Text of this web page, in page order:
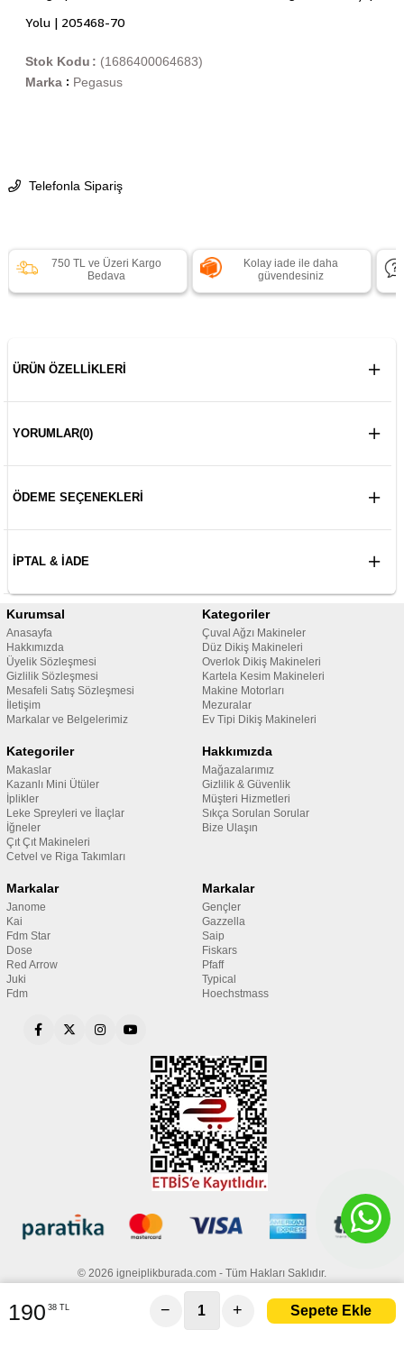
Yolu | 205468-70
(1686400064683)
Stok Kodu
Marka : Pegasus
Telefonla Sipariş
750 TL ve Üzeri Kargo
Bedava
Kolay iade ile daha
güvendesiniz
ÜRÜN ÖZELLIKLERI
YORUMLAR(0)
ÖDEME SEÇENEKLERI
İPTAL & İADE
Kurumsal
Anasayfa
Hakkımızda
Üyelik Sözleşmesi
Gizlilik Sözleşmesi
Mesafeli Satış Sözleşmesi
İletişim
Markalar ve Belgelerimiz
Kategoriler
Çuval Ağzı Makineler
Düz Dikiş Makineleri
Overlok Dikiş Makineleri
Kartela Kesim Makineleri
Makine Motorları
Mezuralar
Ev Tipi Dikiş Makineleri
Kategoriler
Makaslar
Kazanlı Mini Ütüler
İplikler
Leke Spreyleri ve İlaçlar
İğneler
Çıt Çıt Makineleri
Cetvel ve Riga Takımları
Hakkımızda
Mağazalarımız
Gizlilik & Güvenlik
Müşteri Hizmetleri
Sıkça Sorulan Sorular
Bize Ulaşın
Markalar
Janome
Kai
Fdm Star
Dose
Red Arrow
Juki
Fdm
Markalar
Gençler
Gazzella
Saip
Fiskars
Pfaff
Typical
Hoechstmass
© 2026 igneiplikburada.com - Tüm Hakları Saklıdır.
190 38 TL − +